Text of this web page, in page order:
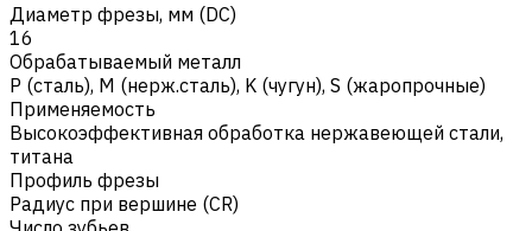
Диаметр фрезы, мм (DC)
16
Обрабатываемый металл
Р (сталь), M (нерж.сталь), K (чугун), S (жаропрочные)
Применяемость
Высокоэффективная обработка нержавеющей стали,
титана
Профиль фрезы
Радиус при вершине (CR)